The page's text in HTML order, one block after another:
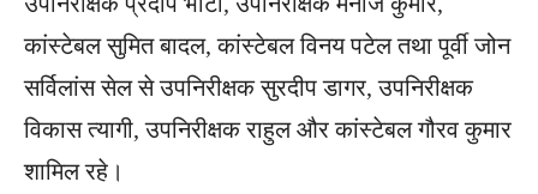
कांस्टेबल सुमित बादल, कांस्टेबल विनय पटेल तथा पूर्वी जोन
सर्विलांस सेल से उपनिरीक्षक सुरदीप डागर, उपनिरीक्षक
विकास त्यागी, उपनिरीक्षक राहुल और कांस्टेबल गौरव कुमार
शामिल रहे।